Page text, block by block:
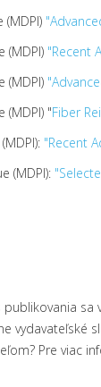
(MDPI)
(MDPI) "Recent
(MDPI)
(MDPI) "Fiber
"Recent
(MDPI):
publikovania
vydavateľské
Pre viac